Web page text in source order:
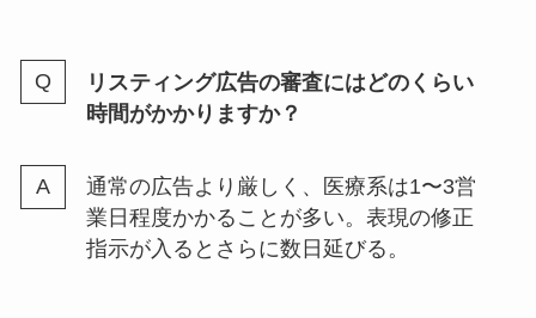
リスティング広告の審査にはどのくらい
時間がかかりますか？
通常の広告より厳しく、医療系は1〜3営
業日程度かかることが多い。表現の修正
指示が入るとさらに数日延びる。